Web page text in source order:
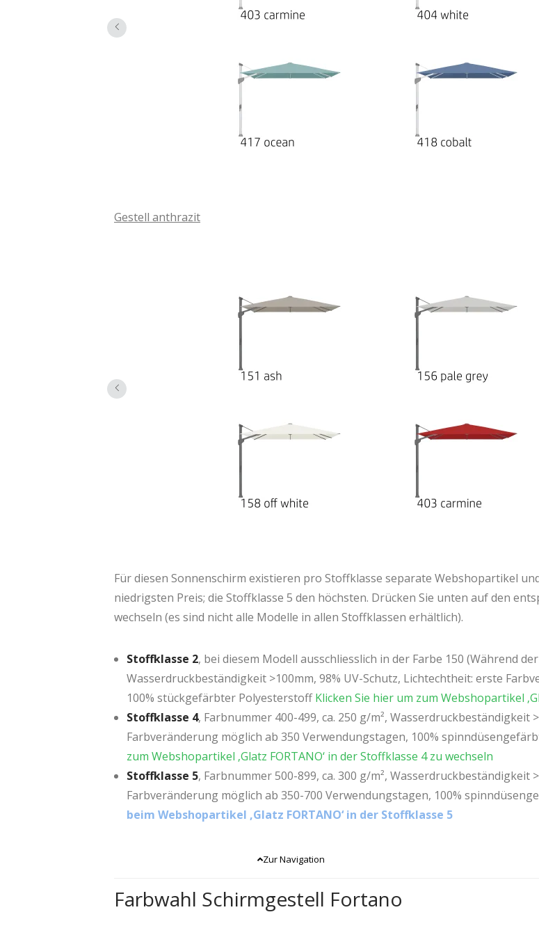
Das Design dieses Sonnenschirms wurde in der Schweiz konzipiert. Die Glatz
jähriger Tradition in der Entwicklung, Herstellung und im Vertrieb von
Gestell anthrazit
Für diesen Sonnenschirm existieren pro Stoffklasse separate Webshopartikel
niedrigsten Preis; die Stoffklasse 5 den höchsten. Drücken Sie unten auf den
wechseln (es sind nicht alle Modelle in allen Stoffklassen erhältlich).
Stoffklasse 2, bei diesem Modell ausschliesslich in der Farbe 150 (Während
Wasserdruckbeständigkeit >100mm, 98% UV-Schutz, Lichtechtheit: erste
100% stückgefärbter PolyesterstoffKlicken Sie hier um zum Webshopartikel
Stoffklasse 4, Farbnummer 400-499, ca. 250 g/m², Wasserdruckbeständigkeit
Farbveränderung möglich ab 350 Verwendungstagen, 100%
zum Webshopartikel ‚Glatz FORTANO‘ in der Stoffklasse 4 zu wechseln
Stoffklasse 5, Farbnummer 500-899, ca. 300 g/m², Wasserdruckbeständigkeit
Farbveränderung möglich ab 350-700 Verwendungstagen, 100%
beim Webshopartikel ‚Glatz FORTANO‘ in der Stoffklasse 5
Zur Navigation
Farbwahl Schirmgestell Fortano